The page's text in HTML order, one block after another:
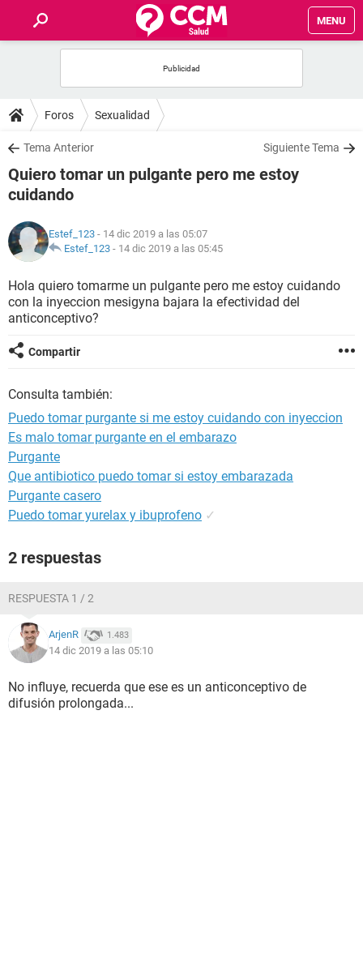
MENU
FOROS
SALUD
FAMILIA
NUTRICIÓN
SEXUALIDAD
GLOSARIO
Foros Sexualidad
Tema Anterior Siguiente Tema
Quiero tomar un pulgante pero me estoy
cuidando
Estef_123 - 14 dic 2019 a las 05:07
Estef_123 - 14 dic 2019 a las 05:45
Hola quiero tomarme un pulgante pero me estoy cuidando
con la inyeccion mesigyna bajara la efectividad del
anticonceptivo?
Compartir
Consulta también:
Puedo tomar purgante si me estoy cuidando con inyeccion
Es malo tomar purgante en el embarazo
Purgante
Que antibiotico puedo tomar si estoy embarazada
Purgante casero
Puedo tomar yurelax y ibuprofeno ✓
2 respuestas
RESPUESTA 1 / 2
ArjenR 1.483
14 dic 2019 a las 05:10
No influye, recuerda que ese es un anticonceptivo de
difusión prolongada...